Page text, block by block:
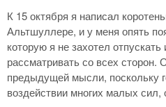
К 15 октября я написал
Альтшуллере, и у меня опять
которую я не захотел
рассматривать со всех
предыдущей мысли, поскольку
воздействии многих малых